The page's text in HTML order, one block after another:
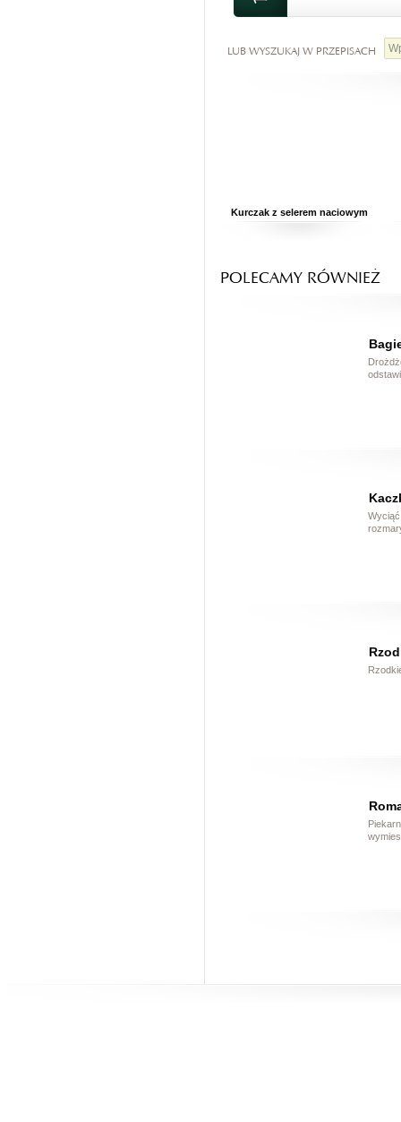
LUB WYSZUKAJ W PRZEPISACH
Kurczak z selerem naciowym
POLECAMY RÓWNIEŻ